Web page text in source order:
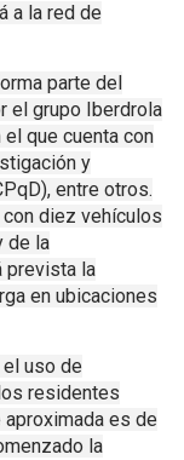
a la red de
parte del
el grupo Iberdrola
que cuenta con
y
entre otros.
con diez vehículos
de la
prevista la
en ubicaciones
uso de
residentes
es de
la